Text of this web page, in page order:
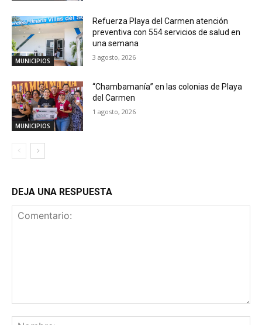
MUNICIPIOS
Refuerza Playa del Carmen atención
preventiva con 554 servicios de salud en
una semana
3 agosto, 2026
MUNICIPIOS
“Chambamanía” en las colonias de Playa
del Carmen
1 agosto, 2026
DEJA UNA RESPUESTA